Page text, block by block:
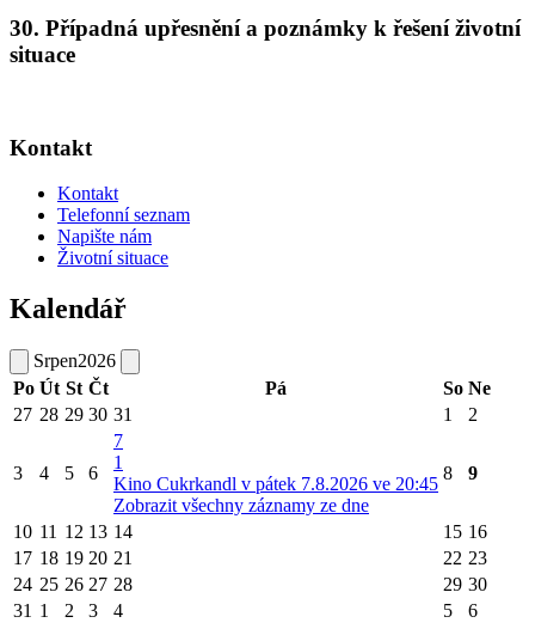
30. Případná upřesnění a poznámky k řešení životní
situace
Kontakt
Kontakt
Telefonní seznam
Napište nám
Životní situace
Kalendář
Srpen2026
Po Út St Čt Pá So Ne
27 28 29 30 31 1 2
3 4 5 6
7
1
Kino Cukrkandl v pátek 7.8.2026 ve 20:45
Zobrazit všechny záznamy ze dne
8 9
10 11 12 13 14 15 16
17 18 19 20 21 22 23
24 25 26 27 28 29 30
31 1 2 3 4 5 6